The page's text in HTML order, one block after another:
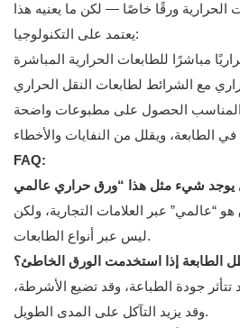
الحرارية ورقًا خاصًا — لكن ما يعنيه هذا
يعتمد على التكنولوجيا:
مباشرًا للطابعات الحرارية المباشرة
مع الشرائط لطابعات النقل الحراري
الحصول على مطبوعات واضحة
FAQ:
“عالمي” عبر العلامات التجارية، ولكن
ليس عبر أنواع الطابعات.
الطابعة إذا استخدمت الورق الخاطئ؟
جودة الطباعة، وقد تضيع الأشرطة،
وقد يزيد التآكل على المدى الطويل.